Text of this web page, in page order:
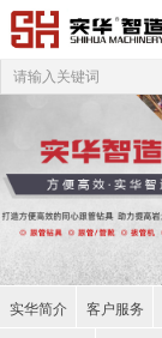
实华简介 客户服务